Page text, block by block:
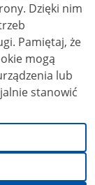
nim
że
mogą
lub
stanowić